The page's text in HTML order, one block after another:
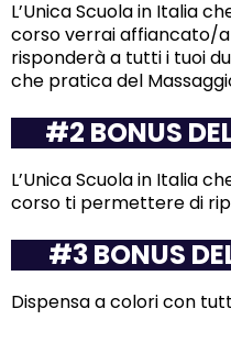
L’Unica Scuola in Italia
corso verrai affiancato/
risponderà a tutti i tuoi
che pratica del
#2 BONUS
L’Unica Scuola in Italia
corso ti permettere di
#3 BONUS
Dispensa a colori con